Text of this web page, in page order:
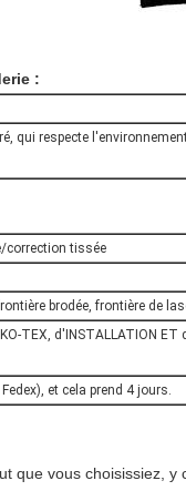
:
qui respecte
correction tissée
brodée, frontière de
TEX, d'INSTALLATION ET
Fedex), et cela prend 4 jours.
que vous choisissiez,